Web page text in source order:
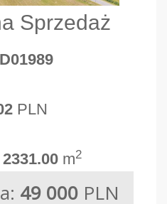
Sprzedaż
PLN
2331.00 m2
49 000 PLN